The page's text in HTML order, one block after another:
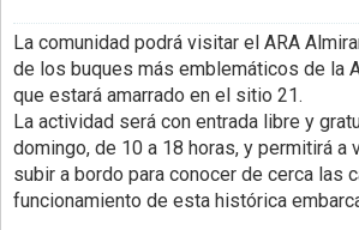
La comunidad podrá visitar el ARA
de los buques más emblemáticos de la
que estará amarrado en el sitio 21.
La actividad será con entrada libre y
domingo, de 10 a 18 horas, y permitirá a
subir a bordo para conocer de cerca las
funcionamiento de esta histórica